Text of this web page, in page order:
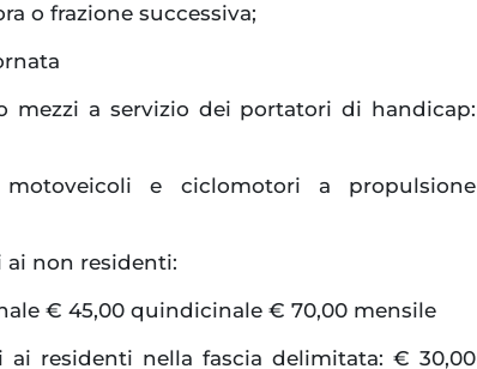
o frazione successiva;
mezzi a servizio dei portatori di handicap:
e ciclomotori a propulsione
non residenti:
€ 45,00 quindicinale € 70,00 mensile
ai residenti nella fascia delimitata: € 30,00